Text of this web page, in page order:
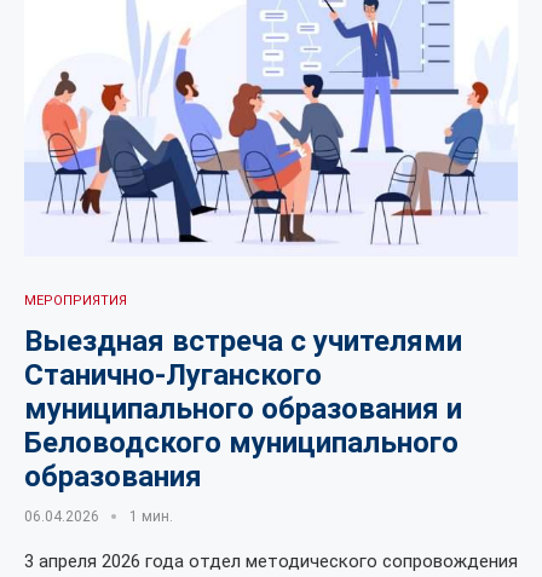
МЕРОПРИЯТИЯ
Выездная встреча с учителями
Станично-Луганского
муниципального образования и
Беловодского муниципального
образования
06.04.2026 1 мин.
3 апреля 2026 года отдел методического сопровождения